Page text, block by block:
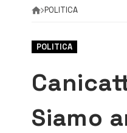
POLITICA
POLITICA
Siamo